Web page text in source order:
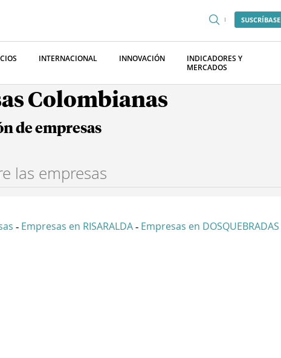
SUSCRÍBASE
INTERNACIONAL INNOVACIÓN
INDICADORES Y
MERCADOS
Colombianas
de empresas
- Empresas en RISARALDA - Empresas en DOSQUEBRADAS